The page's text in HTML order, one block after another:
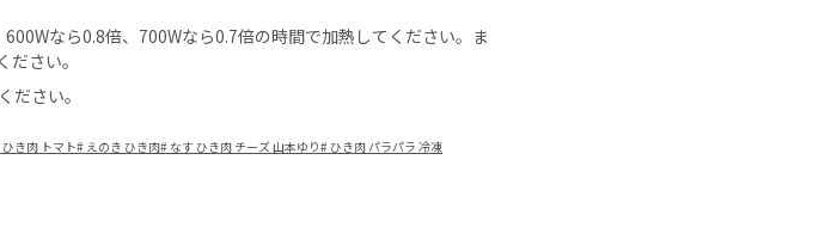
なら0.8倍、700Wなら0.7倍の時間で加熱してください。ま
さい。
ださい。
ひき肉 トマト# えのき ひき肉# なす ひき肉 チーズ 山本ゆり# ひき肉 パラパラ 冷凍